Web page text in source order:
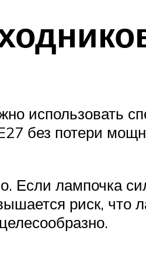
использовать
без потери
Если лампочка
риск, что